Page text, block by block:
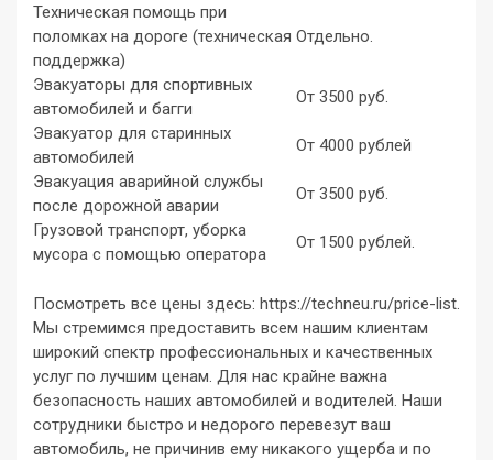
Техническая помощь при
поломках на дороге (техническая
поддержка)
Отдельно.
Эвакуаторы для спортивных
автомобилей и багги
От 3500 руб.
Эвакуатор для старинных
автомобилей
От 4000 рублей
Эвакуация аварийной службы
после дорожной аварии
От 3500 руб.
Грузовой транспорт, уборка
мусора с помощью оператора
От 1500 рублей.
Посмотреть все цены здесь: https://techneu.ru/price-list.
Мы стремимся предоставить всем нашим клиентам
широкий спектр профессиональных и качественных
услуг по лучшим ценам. Для нас крайне важна
безопасность наших автомобилей и водителей. Наши
сотрудники быстро и недорого перевезут ваш
автомобиль, не причинив ему никакого ущерба и по